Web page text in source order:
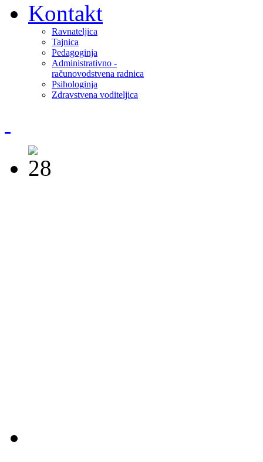
Kontakt
Ravnateljica
Tajnica
Pedagoginja
Administrativno -
računovodstvena radnica
Psihologinja
Zdravstvena voditeljica